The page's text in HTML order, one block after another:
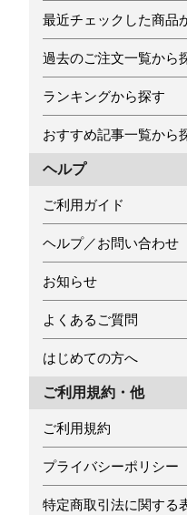
最近チェックした商品
過去のご注文一覧から
ランキングから探す
おすすめ記事一覧から
ヘルプ
ご利用ガイド
ヘルプ／お問い合わせ
お知らせ
よくあるご質問
はじめての方へ
ご利用規約・他
ご利用規約
プライバシーポリシー
特定商取引法に関する